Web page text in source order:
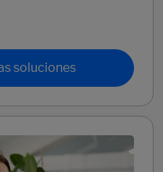
soluciones